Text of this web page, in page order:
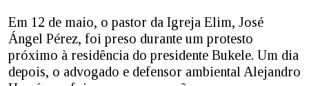
Em 12 de maio, o pastor da Igreja Elim, José
Ángel Pérez, foi preso durante um protesto
próximo à residência do presidente Bukele. Um dia
depois, o advogado e defensor ambiental Alejandro